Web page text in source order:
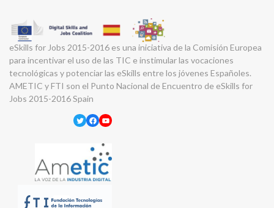
eSkills for Jobs 2015-2016 es una iniciativa de la Comisión Europea
para incentivar el uso de las TIC e instimular las vocaciones
tecnológicas y potenciar las eSkills entre los jóvenes Españoles.
AMETIC y FTI son el Punto Nacional de Encuentro de eSkills for
Jobs 2015-2016 Spain
Twitter
Facebook
YouTube